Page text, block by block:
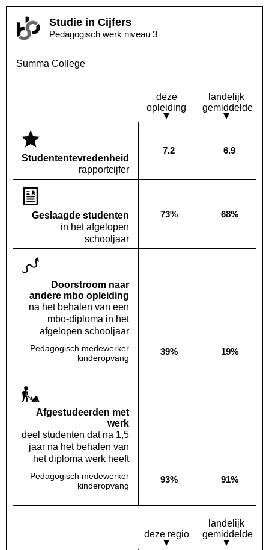
Studie in Cijfers
Pedagogisch werk niveau 3
Summa College
deze
opleiding
landelijk
gemiddelde
Studenten­tevredenheid
rapportcijfer
Deze opleiding:
7.2 Landelijk
6.9
Geslaagde studenten
in het afgelopen
schooljaar
Deze opleiding:
73% Landelijk
68%
Doorstroom naar
andere mbo opleiding
na het behalen van een
mbo-diploma in het
afgelopen schooljaar
Pedagogisch medewerker
kinderopvang
Deze opleiding:
39% Landelijk
19%
Af­gestudeerden met
werk
deel studenten dat na 1,5
jaar na het behalen van
het diploma werk heeft
Pedagogisch medewerker
kinderopvang
Deze opleiding:
93% Landelijk
91%
deze regio
landelijk
gemiddelde